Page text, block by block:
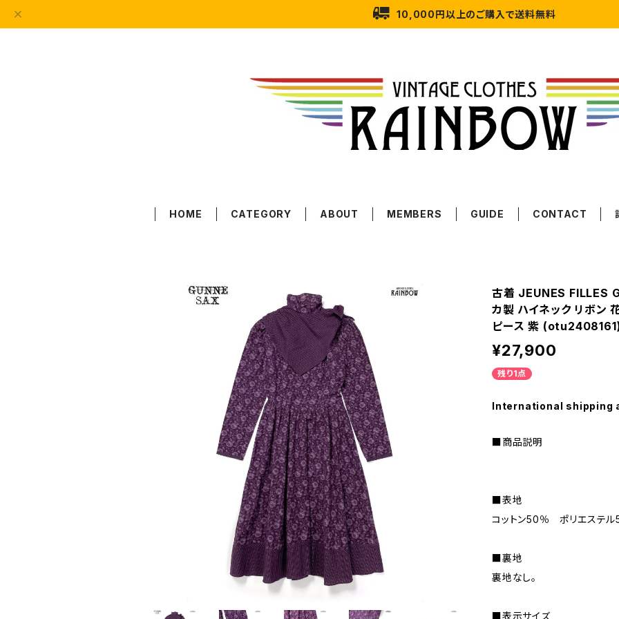
10,000円以上のご購入で送料無料
HOME CATEGORY ABOUT MEMBERS GUIDE CONTACT
古着 JEUNES FILLES
カ製 ハイネック リボン
ピース 紫
¥27,900
残り1点
International shipping
■商品説明
■表地
コットン50％ ポリエステル
■裏地
裏地なし。
■表示サイズ